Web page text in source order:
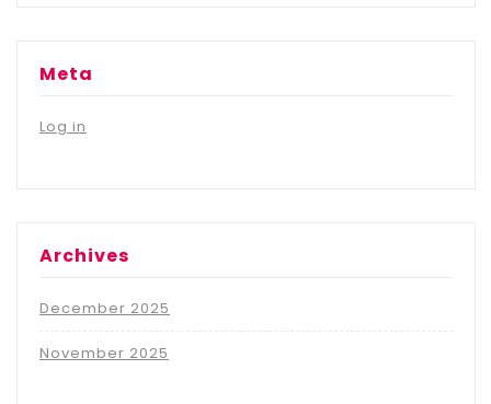
Meta
Log in
Archives
December 2025
November 2025